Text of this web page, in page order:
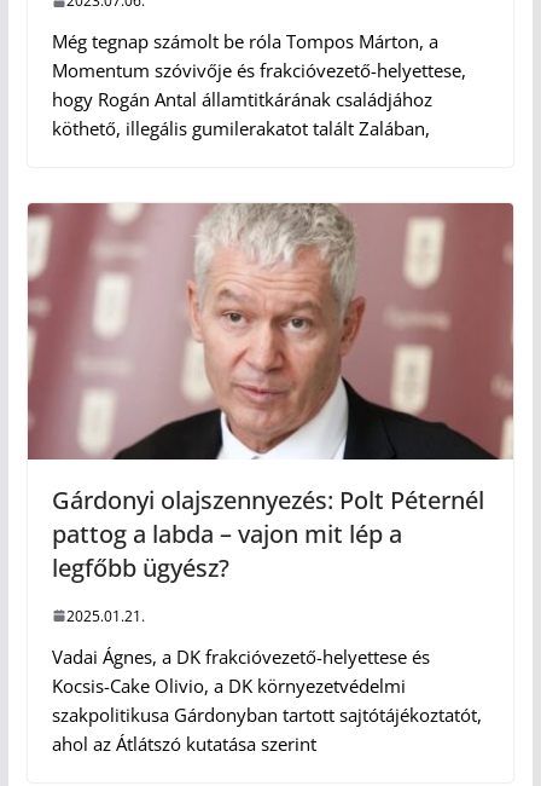
Még tegnap számolt be róla Tompos Márton, a
Momentum szóvivője és frakcióvezető-helyettese,
hogy Rogán Antal államtitkárának családjához
köthető, illegális gumilerakatot talált Zalában,
Gárdonyi olajszennyezés: Polt Péternél
pattog a labda – vajon mit lép a
legfőbb ügyész?
2025.01.21.
Vadai Ágnes, a DK frakcióvezető-helyettese és
Kocsis-Cake Olivio, a DK környezetvédelmi
szakpolitikusa Gárdonyban tartott sajtótájékoztatót,
ahol az Átlátszó kutatása szerint